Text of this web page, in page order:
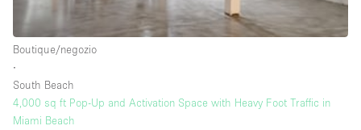
Acquista Condividi
Atelier / Laboratorio
Boutique/negozio
∙
South Beach
4,000 sq ft Pop-Up and Activation Space with Heavy Foot Traffic in
Miami Beach